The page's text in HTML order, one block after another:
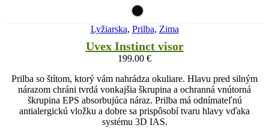
Lyžiarska, Prilba, Zima
Uvex Instinct visor
199.00 €
Prilba so štítom, ktorý vám nahrádza okuliare. Hlavu pred silným
nárazom chráni tvrdá vonkajšia škrupina a ochranná vnútorná
škrupina EPS absorbujúca náraz. Prilba má odnímateľnú
antialergickú vložku a dobre sa prispôsobí tvaru hlavy vďaka
systému 3D IAS.